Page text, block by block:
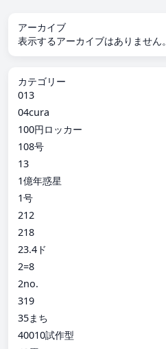
アーカイブ
表示するアーカイブはありません。
カテゴリー
013
04cura
100円ロッカー
108号
13
1億年惑星
1号
212
218
23.4ド
2=8
2no.
319
35まち
40010試作型